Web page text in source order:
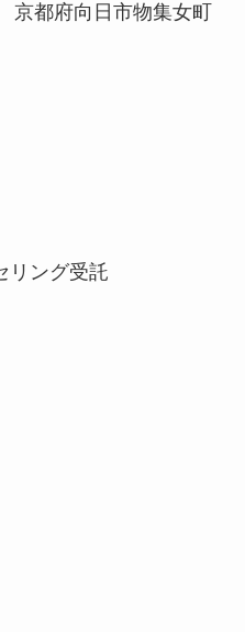
都府向日市物集女町
リング受託